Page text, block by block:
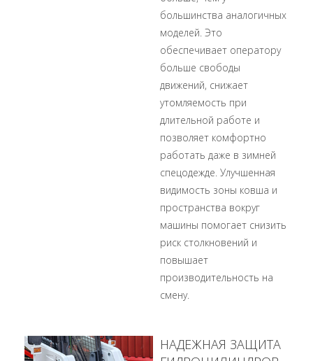
большинства аналогичных
моделей. Это
обеспечивает оператору
больше свободы
движений, снижает
утомляемость при
длительной работе и
позволяет комфортно
работать даже в зимней
спецодежде. Улучшенная
видимость зоны ковша и
пространства вокруг
машины помогает снизить
риск столкновений и
повышает
производительность на
смену.
НАДЕЖНАЯ ЗАЩИТА